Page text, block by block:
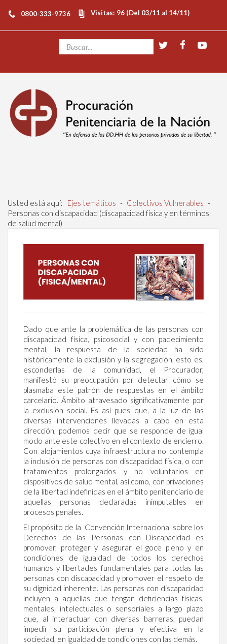
0800-333-9736 Visitas: 96 (Del 03/11 al 14/11)
Usted está aquí: Ejes temáticos - Colectivos Vulnerables -
Personas con discapacidad (discapacidad física y en términos
de salud mental)
Dado que ante la problemática de las personas con
discapacidad física, psicosocial y con padecimiento
mental, la respuesta de la sociedad ha sido
históricamente la exclusión y la segregación, esto es,
esconderlas de la comunidad, el Procurador,
manifestó su preocupación por detectar cómo se
plasmaba este patrón de respuestas en el ámbito
carcelario. Ámbito atravesado significativamente por
la exclusión social. Es así pues que, a la luz de las
diversas intervenciones llevadas a cabo en esta
dirección, podemos decir que se responde de igual
modo ante este colectivo en el contexto de encierro.
Con alojamientos cuya infraestructura no contempla
la inclusión de personas con discapacidad física, o con
tratamientos prolongados y no voluntarios en
dispositivos de salud mental, así como, con privaciones
de la libertad indefinidas en el ámbito penitenciario de
aquellas personas declaradas inimputables en
procesos penales.
El propósito de la Convención Internacional sobre los
Derechos de las Personas con Discapacidad es
promover, proteger y asegurar el goce pleno y en
condiciones de igualdad de todos los derechos
humanos y libertades fundamentales para todas las
personas con discapacidad y promover el respeto de
su dignidad inherente. Las personas con discapacidad
incluyen a aquellas que tengan deficiencias físicas,
mentales, intelectuales o sensoriales a largo plazo
que, al interactuar con diversas barreras, puedan
impedir su participación plena y efectiva en la
sociedad, en igualdad de condiciones con las demás.